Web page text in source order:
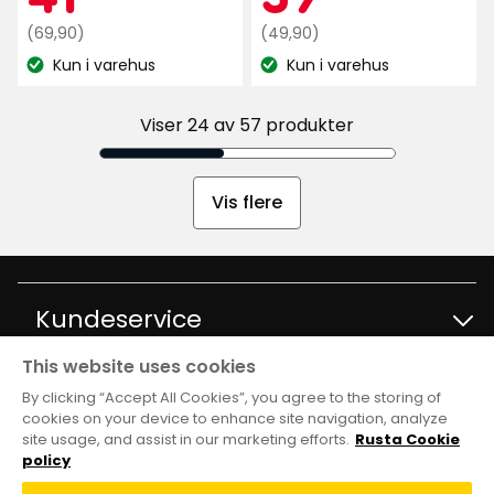
stjerner,
basert
på
kr
Opprinnelig
pris
69,90
(69,90)
Lagerbalanse:
Kun i varehus
kr
Opprinnelig
pris
49,90
(49,90)
Lagerbalanse:
Kun i varehus
Viser 24 av 57 produkter
Vis flere
Kundeservice
Spørsmål og svar
Informasjon
Varehus og åpningstider
Club Rusta
This website uses cookies
By clicking “Accept All Cookies”, you agree to the storing of
cookies on your device to enhance site navigation, analyze
site usage, and assist in our marketing efforts. Rusta Cookie
policy